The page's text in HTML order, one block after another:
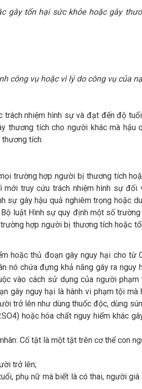
gây tổn hại sức khỏe hoặc gây
công vụ hoặc vì lý do công vụ của
trách nhiệm hình sự và đạt đến độ
thương tích cho người khác mà
tích.
trường hợp người bị thương tích
truy cứu trách nhiệm hình sự đối
sự gây hậu quả nghiêm trọng hoặc
luật Hình sự quy định một số
hợp người bị thương tích hoặc
hoặc thủ đoạn gây nguy hại cho từ
nó chứa đựng khả năng gây ra
vào cách sử dụng của người
gây nguy hại là hành vi phạm tội
trở lên như dùng thuốc độc, dùng
hoặc hóa chất nguy hiểm khác
Cố tật là một tật trên cơ thể con
trở lên;
phụ nữ mà biết là có thai, người già